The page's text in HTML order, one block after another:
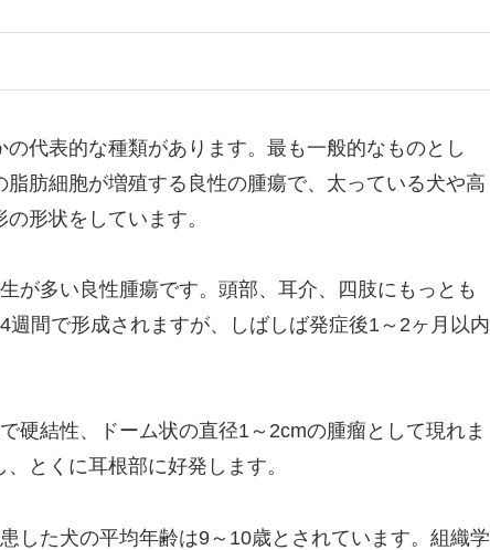
の代表的な種類があります。最も一般的なものとし
肪細胞が増殖する良性の腫瘍で、太っている犬や高
形状をしています。
が多い良性腫瘍です。頭部、耳介、四肢にもっとも
間で形成されますが、しばしば発症後1～2ヶ月以内
硬結性、ドーム状の直径1～2cmの腫瘤として現れま
とくに耳根部に好発します。
した犬の平均年齢は9～10歳とされています。組織学